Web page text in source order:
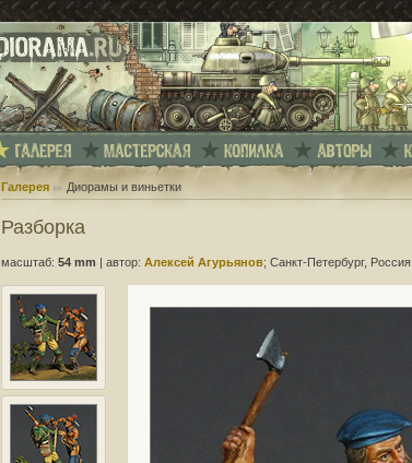
Галерея Диорамы и виньетки
Разборка
масштаб: 54 mm автор: Алексей Агурьянов; Санкт-Петербург, Россия